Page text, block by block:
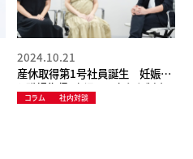
産休取得第1号社員誕生 妊娠か
ら職場復帰、育児まで安心な制度
づくりを加速～ダイバーシティと多
2024.10.21
コラム 社内対談